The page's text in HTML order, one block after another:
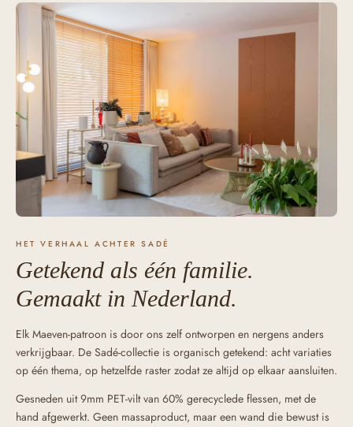
HET VERHAAL ACHTER SADÉ
Getekend als één familie.
Gemaakt in Nederland.
Elk Maeven-patroon is door ons zelf ontworpen en nergens anders
verkrijgbaar. De Sadé-collectie is organisch getekend: acht variaties
op één thema, op hetzelfde raster zodat ze altijd op elkaar aansluiten.
Gesneden uit 9mm PET-vilt van 60% gerecyclede flessen, met de
hand afgewerkt. Geen massaproduct, maar een wand die bewust is